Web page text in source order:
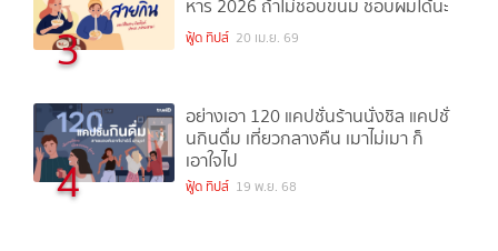
3
หาร 2026 ถ้าไม่ชอบขนม ชอบผมได้นะ
ฟู้ด ทิปส์ 20 เม.ย. 69
4
อย่างเอา 120 แคปชั่นร้านนั่งชิล แคปชั่
นกินดื่ม เที่ยวกลางคืน เมาไม่เมา ก็
เอาใจไป
ฟู้ด ทิปส์ 19 พ.ย. 68